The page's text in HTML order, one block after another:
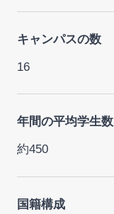
キャンパスの数
16
年間の平均学生数
約450
国籍構成